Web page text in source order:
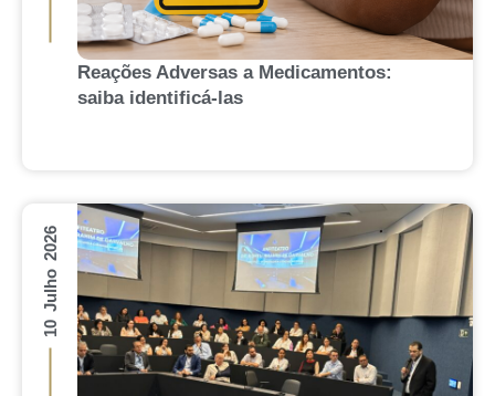
Reações Adversas a Medicamentos:
saiba identificá-las
10 Julho 2026